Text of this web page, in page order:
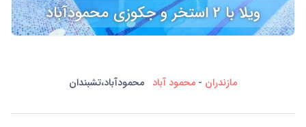
ویلا با 2 استخر و جکوزی محمودآباد
مازندران- محمود آبادمحمودآباد،تشبندان